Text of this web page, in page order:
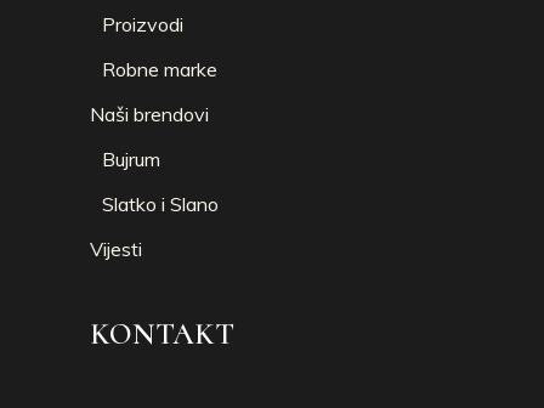
Proizvodi
Robne marke
Naši brendovi
Bujrum
Slatko i Slano
Vijesti
KONTAKT